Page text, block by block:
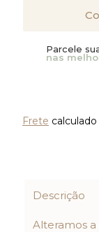
Parcele
nas
Frete
Descrição
Alteramos